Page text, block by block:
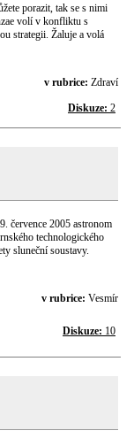
porazit, tak se s nimi
volí v konfliktu s
strategii. Žaluje a volá
v rubrice: Zdraví
Diskuze: 2
července 2005 astronom
technologického
sluneční soustavy.
v rubrice: Vesmír
Diskuze: 10